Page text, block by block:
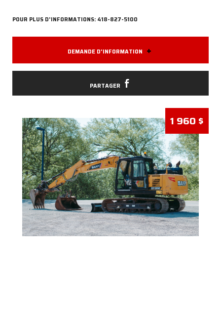
EMPLOIS
JOINDRE
SOUDURE
MANDATAIRE
PISTENBULLY
SERCO
ÉQUIPEMENTS
USAGÉS
VENDRE
GRATTES
COUPE-
POUR PLUS D'INFORMATIONS: 418-827-5100
DEMANDE D'INFORMATION +
PARTAGER
1 960 $